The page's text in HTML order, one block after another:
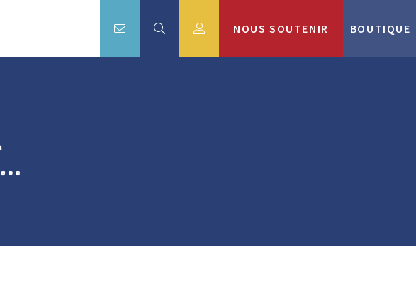
NOUS SOUTENIR BOUTIQUE